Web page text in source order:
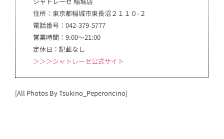
住所：東京都稲城市東長沼２１１０-２
電話番号：042-379-5777
営業時間：9:00～21:00
定休日：記載なし
＞＞＞シャトレーゼ公式サイト
[All Photos By Tsukino_Peperoncino]